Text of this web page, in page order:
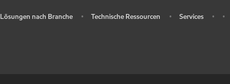
Lösungen nach Branche • Technische Ressourcen • Services • •